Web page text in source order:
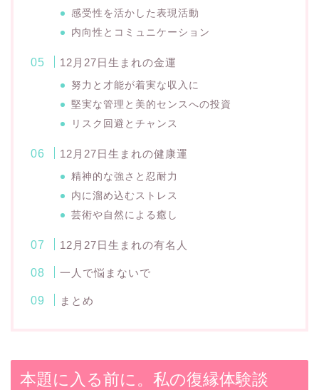
感受性を活かした表現活動
内向性とコミュニケーション
12月27日生まれの金運
努力と才能が着実な収入に
堅実な管理と美的センスへの投資
リスク回避とチャンス
12月27日生まれの健康運
精神的な強さと忍耐力
内に溜め込むストレス
芸術や自然による癒し
12月27日生まれの有名人
一人で悩まないで
まとめ
本題に入る前に。私の復縁体験談